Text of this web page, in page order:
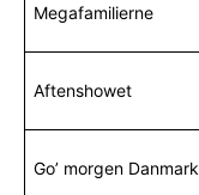
Megafamilierne
Aftenshowet
Go’ morgen Danmark